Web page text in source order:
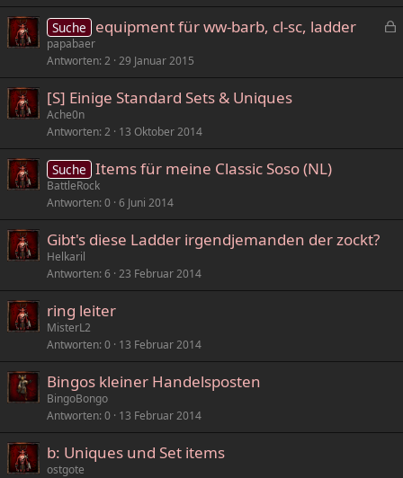
p
e
p
Suche equipment für ww-barb, cl-sc, ladder
papabaer
Antworten 2 29 Januar 2015
[S] Einige Standard Sets & Uniques
Ache0n
Antworten 2 13 Oktober 2014
Suche Items für meine Classic Soso (NL)
BattleRock
Antworten 0 6 Juni 2014
Gibt's diese Ladder irgendjemanden der zockt?
Helkaril
Antworten 6 23 Februar 2014
ring leiter
MisterL2
Antworten 0 13 Februar 2014
Bingos kleiner Handelsposten
BingoBongo
Antworten 0 13 Februar 2014
b: Uniques und Set items
ostgote